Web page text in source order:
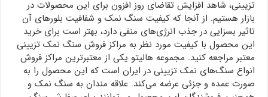
تزیینی، شاهد افزایش تقاضای روز افزون برای این محصولات در
بازار هستیم. از آنجا که کیفیت سنگ نمک و شفافیت بلورهای آن
تاثیر بسزایی در جذب انرژی‌های منفی دارد، بهتر است برای خرید
این محصول با کیفیت مورد نظر به مراکز فروش سنگ نمک تزیینی
معتبر مراجعه کنید. مجموعه هالیتو یکی از معتبرترین مراکز فروش
انواع سنگ‌های نمک تزیینی در ایران است که این محصول را به
صورت عمده و جزئی عرضه می‌کند. علاقه مندان به سنگ نمک و